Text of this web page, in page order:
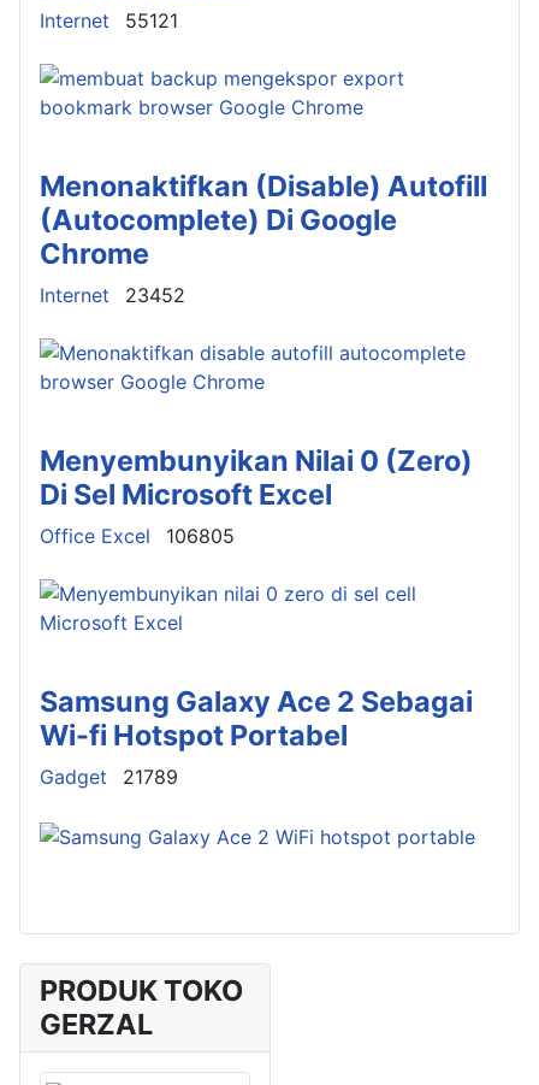
Details
Internet 55121
Menonaktifkan (Disable) Autofill
(Autocomplete) Di Google
Chrome
Details
Internet 23452
Menyembunyikan Nilai 0 (Zero)
Di Sel Microsoft Excel
Details
Office Excel 106805
Samsung Galaxy Ace 2 Sebagai
Wi-fi Hotspot Portabel
Details
Gadget 21789
PRODUK TOKO
GERZAL